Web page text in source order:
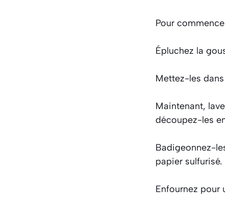
Pour
Épluchez la
Mettez-les
Maintenant,
découpez-les
Badigeonnez-
papier sulfurisé.
Enfournez pour